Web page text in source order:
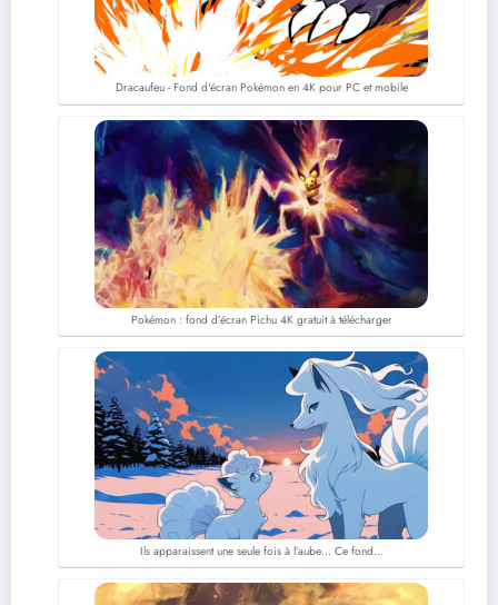
Dracaufeu - Fond d'écran Pokémon en 4K pour PC et mobile
Pokémon : fond d’écran Pichu 4K gratuit à télécharger
Ils apparaissent une seule fois à l’aube… Ce fond…